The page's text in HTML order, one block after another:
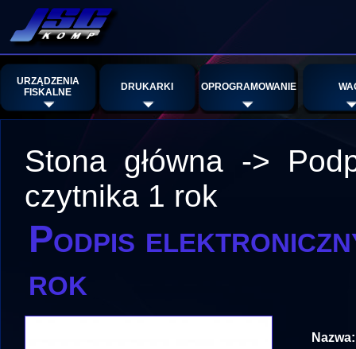
URZĄDZENIA
FISKALNE
DRUKARKI OPROGRAMOWANIE
Stona główna ->
czytnika 1 rok
Podpis
rok
Nazwa: